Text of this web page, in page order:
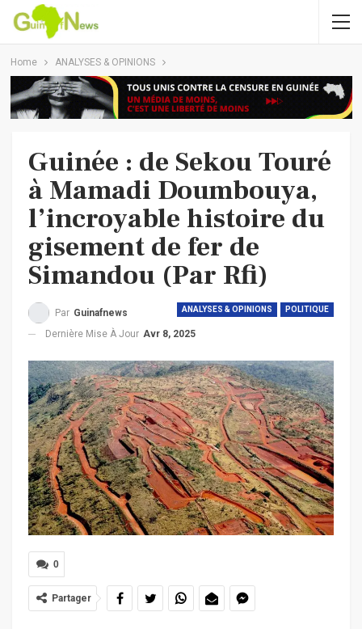
Home ANALYSES & OPINIONS
Guinée : de Sekou Touré
à Mamadi Doumbouya,
l’incroyable histoire du
gisement de fer de
Simandou (Par Rfi)
ANALYSES & OPINIONS POLITIQUE
Par Guinafnews
Dernière Mise À Jour Avr 8, 2025
0
Partager